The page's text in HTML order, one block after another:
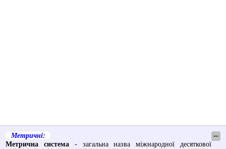
Метричні:
─
Метрична система - загальна назва міжнародної десяткової